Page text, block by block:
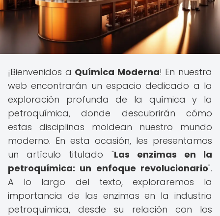
¡Bienvenidos a Química Moderna! En nuestra
web encontrarán un espacio dedicado a la
exploración profunda de la química y la
petroquímica, donde descubrirán cómo
estas disciplinas moldean nuestro mundo
moderno. En esta ocasión, les presentamos
un artículo titulado "Las enzimas en la
petroquímica: un enfoque revolucionario".
A lo largo del texto, exploraremos la
importancia de las enzimas en la industria
petroquímica, desde su relación con los